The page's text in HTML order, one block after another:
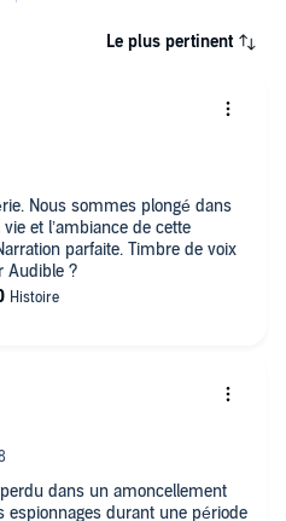
Le plus pertinent
Nous sommes plongé dans
et l’ambiance de cette
parfaite. Timbre de voix
Audible ?
dans un amoncellement